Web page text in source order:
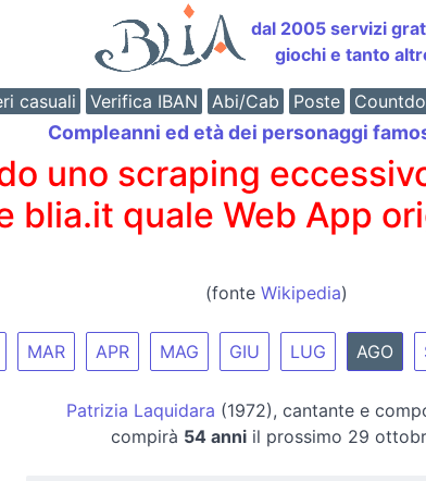
dal 2005 servizi
giochi e tanto
casuali Verifica IBAN Abi/Cab Poste
Compleanni ed età dei personaggi
uno scraping
blia.it quale Web App
(fonte Wikipedia)
MAR APR MAG GIU LUG AGO
Patrizia Laquidara (1972), cantante e
compirà 54 anni il prossimo 29